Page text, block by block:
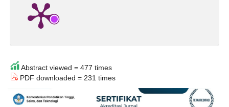
Abstract viewed = 477 times
PDF downloaded = 231 times